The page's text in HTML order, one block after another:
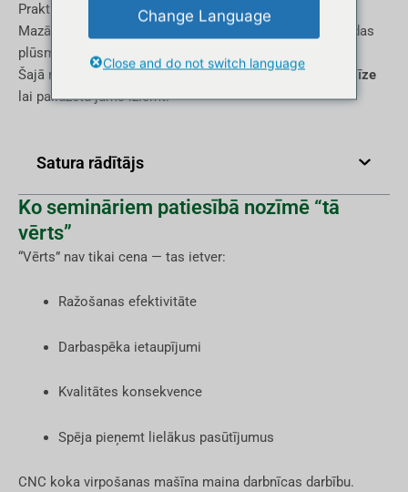
Praktiska analīze mazām un vidējām darbnīcām
Mazām un vidējām darbnīcām šis lēmums ietekmē naudas
plūsmu, produktivitāti un ilgtermiņa izaugsmi.
Šajā rakstā ir sniegtsreālistiska, uz rūpnīcu vērsta analīze
lai palīdzētu jums izlemt.
Satura rādītājs
Ko semināriem patiesībā nozīmē “tā
vērts”
“Vērts” nav tikai cena — tas ietver:
Ražošanas efektivitāte
Darbaspēka ietaupījumi
Kvalitātes konsekvence
Spēja pieņemt lielākus pasūtījumus
CNC koka virpošanas mašīna maina darbnīcas darbību.
Change Language
Close and do not switch language